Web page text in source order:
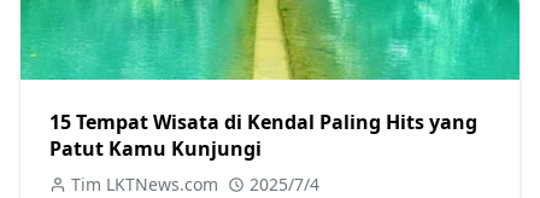
15 Tempat Wisata di Kendal Paling Hits yang
Patut Kamu Kunjungi
Tim LKTNews.com 2025/7/4